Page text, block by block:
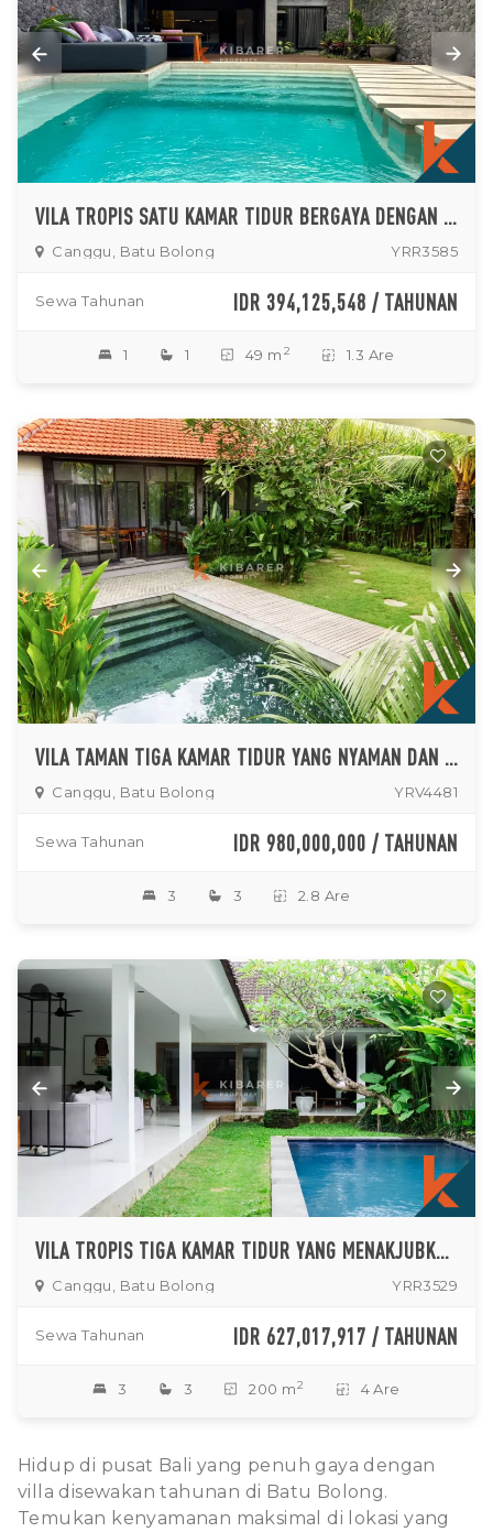
VILA TROPIS SATU KAMAR TIDUR BERGAYA DENGAN RUANG TERTUTUP DI PUSAT CANGGU
Canggu, Batu Bolong YRR3585
Sewa Tahunan IDR 394,125,548 / TAHUNAN
1 1 49 m 2 1.3 Are
VILA TAMAN TIGA KAMAR TIDUR YANG NYAMAN DAN INDAH DI BATU BOLONG
Canggu, Batu Bolong YRV4481
Sewa Tahunan IDR 980,000,000 / TAHUNAN
3 3 2.8 Are
VILA TROPIS TIGA KAMAR TIDUR YANG MENAKJUBKAN DENGAN RUANG TAMU TERBUKA DAN KOLAM RENANG DI CANGGU
Canggu, Batu Bolong YRR3529
Sewa Tahunan IDR 627,017,917 / TAHUNAN
3 3 200 m 2 4 Are
Hidup di pusat Bali yang penuh gaya dengan
villa disewakan tahunan di Batu Bolong.
Temukan kenyamanan maksimal di lokasi yang